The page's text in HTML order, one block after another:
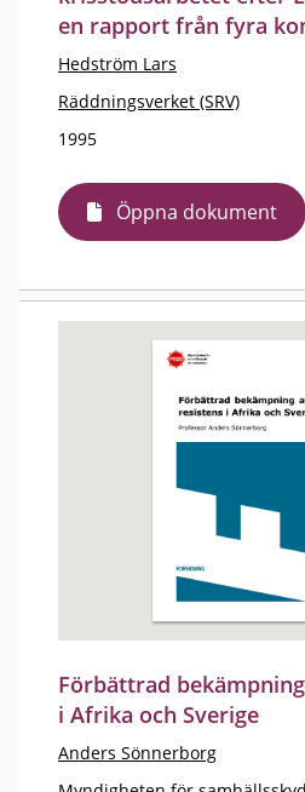
en rapport från fyra
Hedström Lars
Räddningsverket (SRV)
1995
Öppna dokument
Förbättrad
i Afrika och Sverige
Anders Sönnerborg